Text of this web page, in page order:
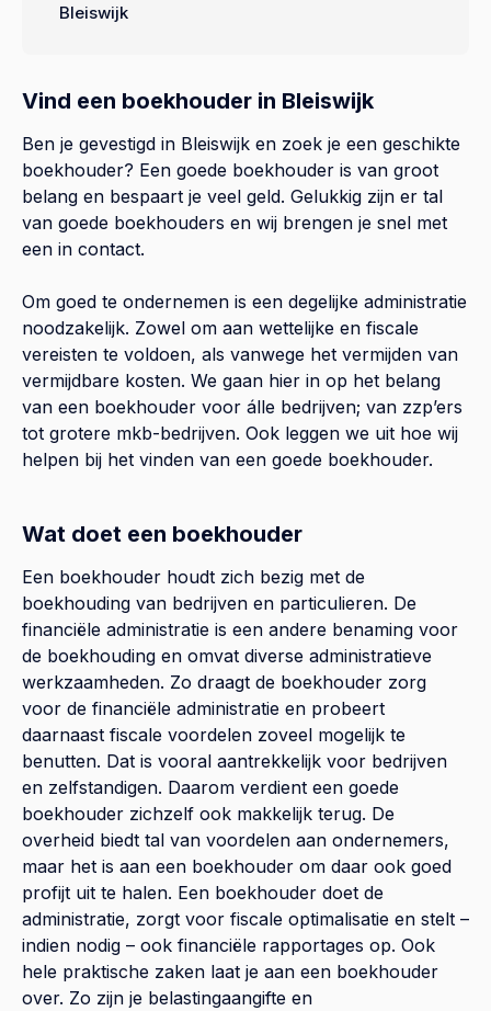
Vind een boekhouder in Bleiswijk
Ben je gevestigd in Bleiswijk en zoek je een geschikte
boekhouder? Een goede boekhouder is van groot
belang en bespaart je veel geld. Gelukkig zijn er tal
van goede boekhouders en wij brengen je snel met
een in contact.
Om goed te ondernemen is een degelijke administratie
noodzakelijk. Zowel om aan wettelijke en fiscale
vereisten te voldoen, als vanwege het vermijden van
vermijdbare kosten. We gaan hier in op het belang
van een boekhouder voor álle bedrijven; van zzp’ers
tot grotere mkb-bedrijven. Ook leggen we uit hoe wij
helpen bij het vinden van een goede boekhouder.
Wat doet een boekhouder
Een boekhouder houdt zich bezig met de
boekhouding van bedrijven en particulieren. De
financiële administratie is een andere benaming voor
de boekhouding en omvat diverse administratieve
werkzaamheden. Zo draagt de boekhouder zorg
voor de financiële administratie en probeert
daarnaast fiscale voordelen zoveel mogelijk te
benutten. Dat is vooral aantrekkelijk voor bedrijven
en zelfstandigen. Daarom verdient een goede
boekhouder zichzelf ook makkelijk terug. De
overheid biedt tal van voordelen aan ondernemers,
maar het is aan een boekhouder om daar ook goed
profijt uit te halen. Een boekhouder doet de
administratie, zorgt voor fiscale optimalisatie en stelt –
indien nodig – ook financiële rapportages op. Ook
hele praktische zaken laat je aan een boekhouder
over. Zo zijn je belastingaangifte en
Bleiswijk